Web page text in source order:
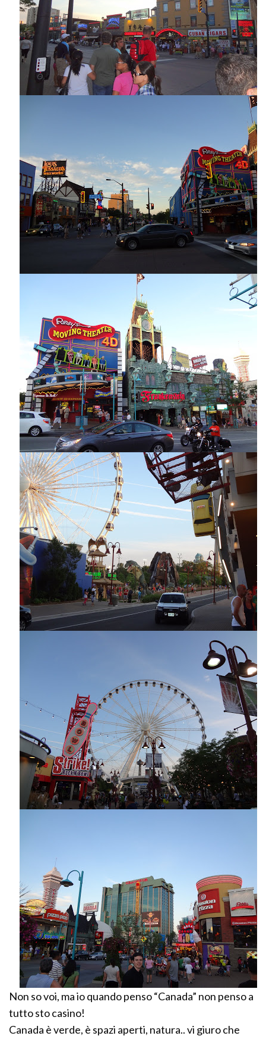
Non so voi, ma io quando penso “Canada” non penso a
tutto sto casino!
Canada è verde, è spazi aperti, natura.. vi giuro che